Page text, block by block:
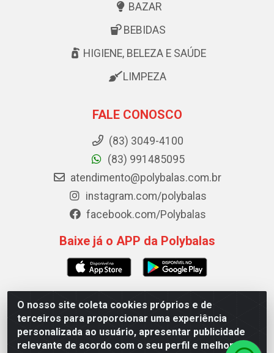
O nosso site coleta cookies próprios e de
terceiros para proporcionar uma experiência
personalizada ao usuário, apresentar publicidade
relevante de acordo com o seu perfil e melhorar a
BAZAR
BEBIDAS
HIGIENE, BELEZA E SAÚDE
LIMPEZA
FALE CONOSCO
(83) 3049-4100
(83) 991485095
atendimento@polybalas.com.br
instagram.com/polybalas
facebook.com/Polybalas
Baixe já o APP da Polybalas
Polybalas - Rua João Miguel de Souza, 173 Galpão B -
Ernesto Geisel, João Pessoa/PB - CEP 58.075-075 - CNPJ
00.909.327/0002-61